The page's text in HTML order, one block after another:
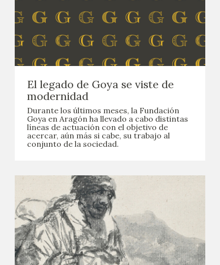
El legado de Goya se viste de
modernidad
Durante los últimos meses, la Fundación
Goya en Aragón ha llevado a cabo distintas
líneas de actuación con el objetivo de
acercar, aún más si cabe, su trabajo al
conjunto de la sociedad.